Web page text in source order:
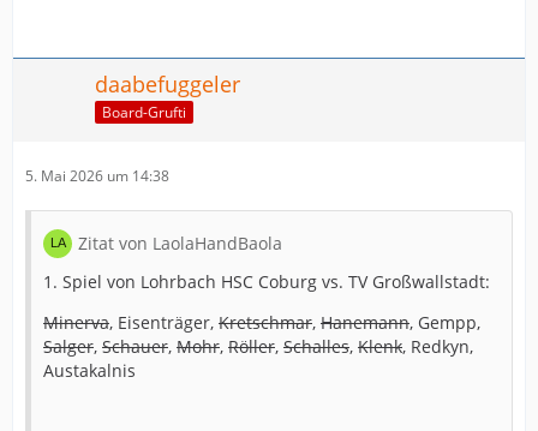
daabefuggeler
Board-Grufti
5. Mai 2026 um 14:38
Zitat von LaolaHandBaola
1. Spiel von Lohrbach HSC Coburg vs. TV Großwallstadt:
Minerva, Eisenträger, Kretschmar, Hanemann, Gempp,
Salger, Schauer, Mohr, Röller, Schalles, Klenk, Redkyn,
Austakalnis